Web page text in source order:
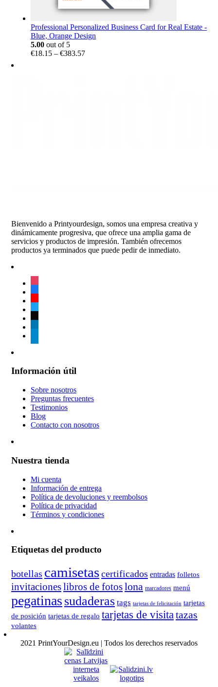
Professional Personalized Business Card for Real Estate -
Blue, Orange Design
5.00 out of 5
€18.15 – €383.57Price
Bienvenido a Printyourdesign, somos una empresa creativa y
dinámicamente progresiva, que ofrece una amplia gama de
servicios y productos de impresión. También ofrecemos
productos ya terminados que puede pedir de inmediato.
Información útil
Sobre nosotros
Preguntas frecuentes
Testimonios
Blog
Contacto con nosotros
Nuestra tienda
Mi cuenta
Información de entrega
Política de devoluciones y reembolsos
Política de privacidad
Términos y condiciones
Etiquetas del producto
botellas camisetascertificados entradas folletos
invitacioneslibros de fotoslona marcadores menú
pegatinas sudaderas tags tarjetas de felicitación tarjetas
de posición tarjetas de regalo tarjetas de visitatazas
volantes
2021 PrintYourDesign.eu | Todos los derechos reservados